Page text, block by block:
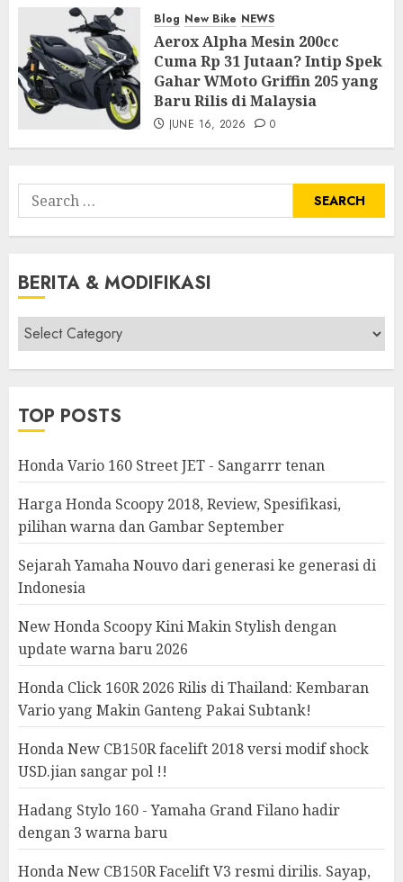
Blog New Bike NEWS
Aerox Alpha Mesin 200cc
Cuma Rp 31 Jutaan? Intip Spek
Gahar WMoto Griffin 205 yang
Baru Rilis di Malaysia
JUNE 16, 2026 0
Search
for:
BERITA & MODIFIKASI
Berita
&
Modifikasi
TOP POSTS
Honda Vario 160 Street JET - Sangarrr tenan
Harga Honda Scoopy 2018, Review, Spesifikasi,
pilihan warna dan Gambar September
Sejarah Yamaha Nouvo dari generasi ke generasi di
Indonesia
New Honda Scoopy Kini Makin Stylish dengan
update warna baru 2026
Honda Click 160R 2026 Rilis di Thailand: Kembaran
Vario yang Makin Ganteng Pakai Subtank!
Honda New CB150R facelift 2018 versi modif shock
USD.jian sangar pol !!
Hadang Stylo 160 - Yamaha Grand Filano hadir
dengan 3 warna baru
Honda New CB150R Facelift V3 resmi dirilis. Sayap,